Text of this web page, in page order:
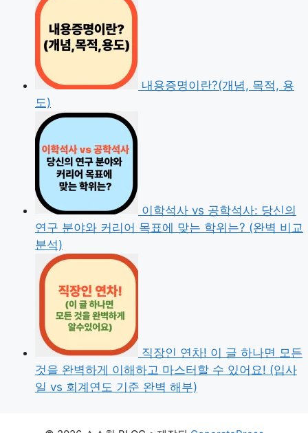
내용증명이란?(개념, 목적, 용
도)
이학석사 vs 공학석사: 당신의
연구 분야와 커리어 목표에 맞는 학위는? (완벽 비교
분석)
직장인 연차! 이 글 하나면 모든
것을 완벽하게 이해하고 마스터할 수 있어요! (입사
일 vs 회계연도 기준 완벽 해부)